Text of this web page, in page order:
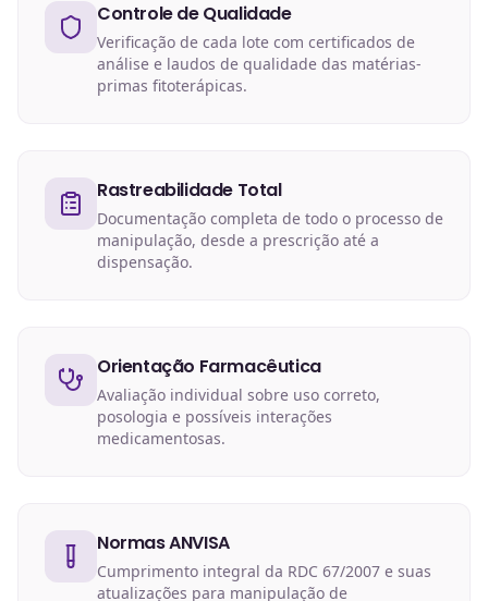
Controle de Qualidade
Verificação de cada lote com certificados de
análise e laudos de qualidade das matérias-
primas fitoterápicas.
Rastreabilidade Total
Documentação completa de todo o processo de
manipulação, desde a prescrição até a
dispensação.
Orientação Farmacêutica
Avaliação individual sobre uso correto,
posologia e possíveis interações
medicamentosas.
Normas ANVISA
Cumprimento integral da RDC 67/2007 e suas
atualizações para manipulação de